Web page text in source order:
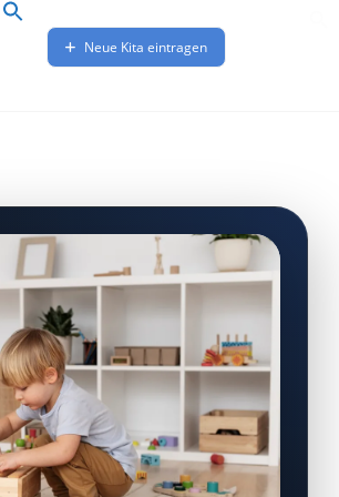
Neue Kita eintragen